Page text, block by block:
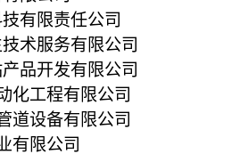
有限责任公司
术服务有限公司
品开发有限公司
化工程有限公司
道设备有限公司
有限公司